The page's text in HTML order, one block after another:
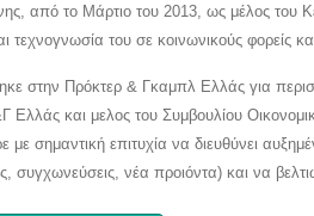
από το Μάρτιο του 2013, ως μέλος του
τεχνογνωσία του σε κοινωνικούς φορείς
στην Πρόκτερ & Γκαμπλ Ελλάς για
Ελλάς και μελος του Συμβουλίου
με σημαντική επιτυχία να διευθύνει
συγχωνεύσεις, νέα προιόντα) και να